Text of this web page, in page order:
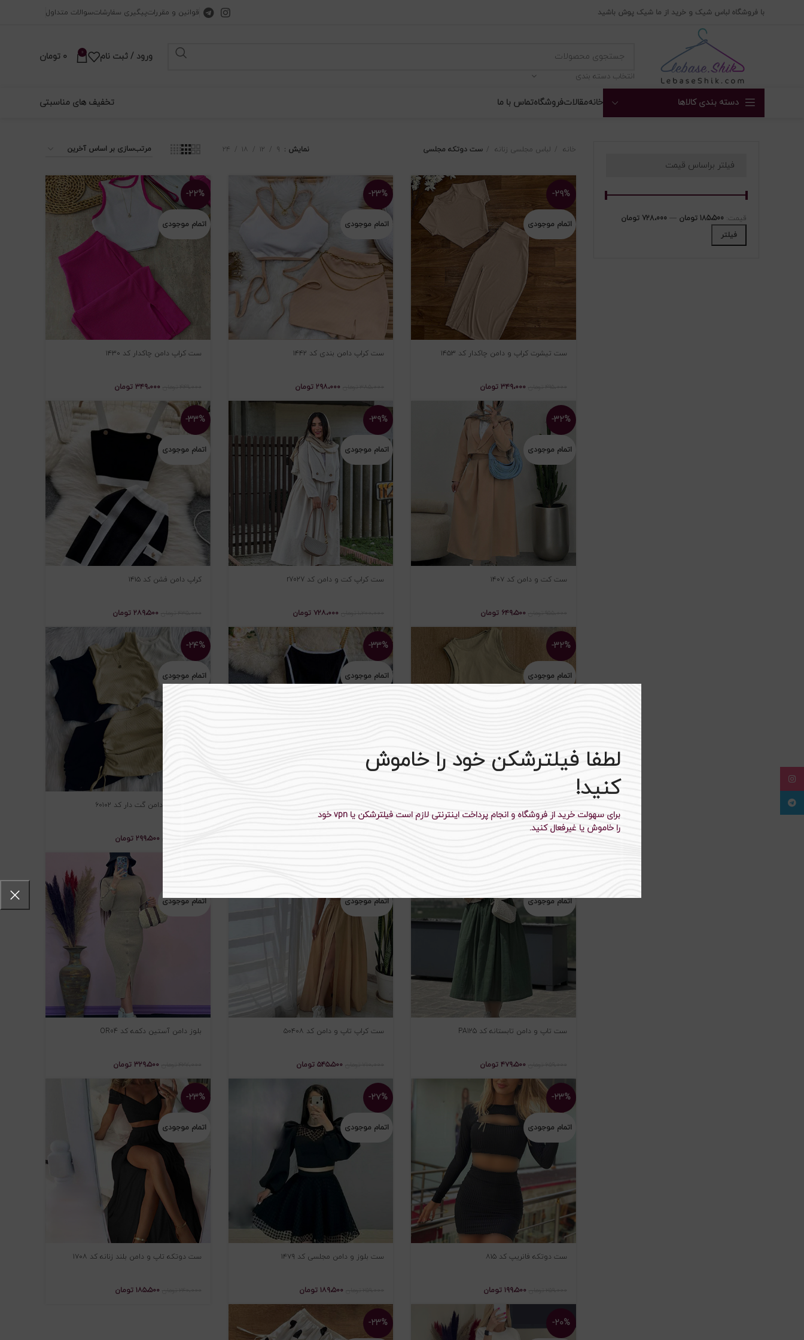
لطفا فیلترشکن خود را خاموش
کنید!
برای سهولت خرید از فروشگاه و انجام پرداخت اینترنتی لازم است فیلترشکن یا vpn خود
را خاموش یا غیرفعال کنید.
با فروشگاه لباس شیک و خرید از ما شیک پوش باشید قوانین و مقرراتپیگیری سفارشاتسوالات متداول
انتخاب دسته بندی
ورود / ثبت نام 0
0 تومان
دسته بندی کالاها خانهمقالاتفروشگاهتماس با ما تخفیف های مناسبتی
فیلتر براساس قیمت
فیلتر
قیمت: 185،500 تومان — 728،000 تومان
خانه لباس مجلسی زنانه ست دوتکه مجلسی نمایش ۹ ۱۲ ۱۸ ۲۴
-۲۹%
اتمام موجودی
ست تیشرت کراپ و دامن چاکدار کد ۱۴۵۳
۳۴۹،۰۰۰ تومان
-۲۳%
اتمام موجودی
ست کراپ دامن بندی کد ۱۴۴۲
۲۹۸،۰۰۰ تومان
-۲۲%
اتمام موجودی
ست کراپ دامن چاکدار کد ۱۴۳۰
۳۴۹،۰۰۰ تومان
-۳۲%
اتمام موجودی
ست کت و دامن کد ۱۴۰۷
۶۴۹،۵۰۰ تومان
-۳۹%
اتمام موجودی
ست کراپ کت و دامن کد r7027
۷۲۸،۰۰۰ تومان
-۳۳%
اتمام موجودی
کراپ دامن فشن کد ۱۴۱۵
۲۸۹،۵۰۰ تومان
-۳۲%
اتمام موجودی
-۳۳%
اتمام موجودی
-۲۴%
اتمام موجودی
ست کراپ و دامن گت دار کد ۶۰۱۰۲
۲۹۹،۵۰۰ تومان
اتمام موجودی
ست تاپ و دامن تابستانه کد PA125
۴۷۹،۵۰۰ تومان
اتمام موجودی
ست کراپ تاپ و دامن کد ۵۰۴۰۸
۵۴۵،۵۰۰ تومان
اتمام موجودی
بلوز دامن آستین دکمه کد OR04
۳۲۹،۵۰۰ تومان
-۲۳%
اتمام موجودی
ست دوتکه فانریپ کد ۸۱۵
۱۹۹،۵۰۰ تومان
-۲۷%
اتمام موجودی
ست بلوز و دامن مجلسی کد ۱۴۷۹
۱۸۹،۵۰۰ تومان
-۲۳%
اتمام موجودی
ست دوتکه تاپ و دامن بلند زنانه کد ۱۷۰۸
۱۸۵،۵۰۰ تومان
-۲۰% -۲۳%